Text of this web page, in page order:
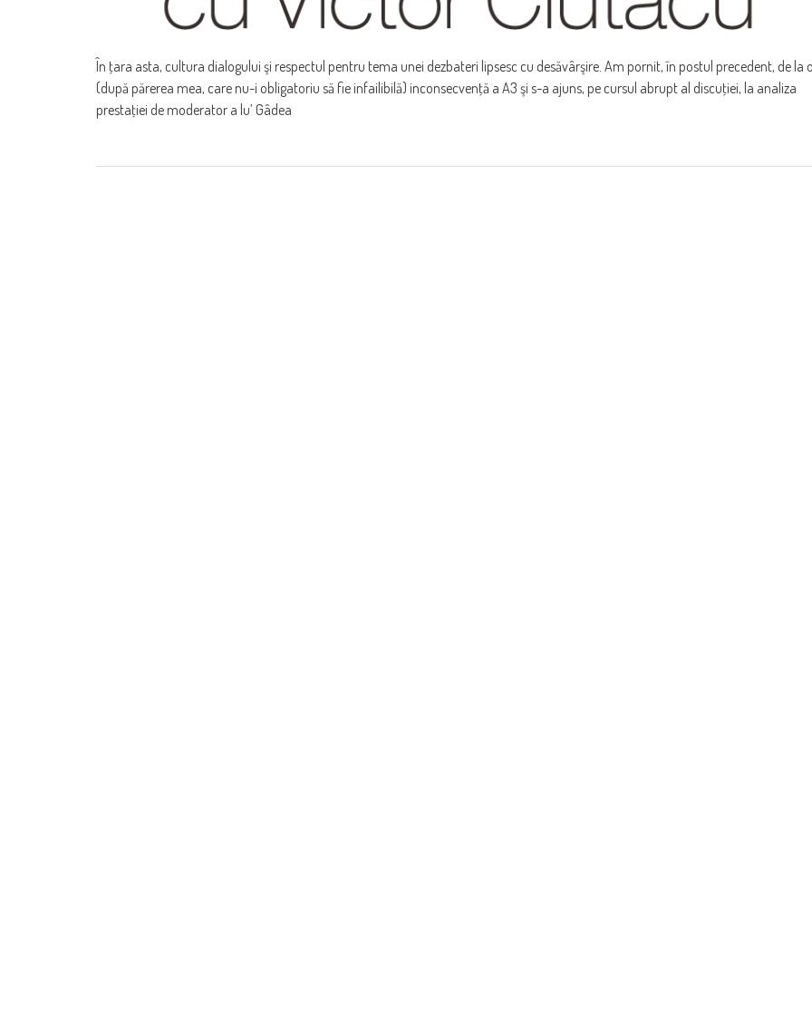
În ţara asta, cultura dialogului şi respectul pentru tema unei dezbateri lipsesc cu desăvârşire. Am pornit, în postul precedent, de la
(după părerea mea, care nu-i obligatoriu să fie infailibilă) inconsecvenţă a A3 şi s-a ajuns, pe cursul abrupt al discuţiei, la analiza
prestaţiei de moderator a lu’ Gâdea